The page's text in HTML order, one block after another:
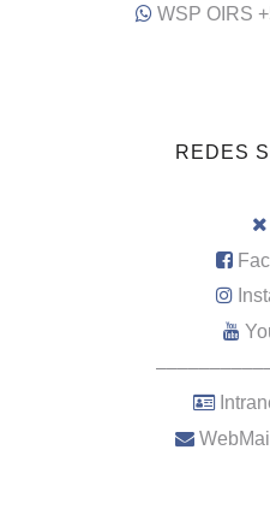
WSP OIRS
REDES